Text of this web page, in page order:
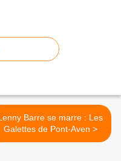
Barre se marre : Les
Galettes de Pont-Aven >